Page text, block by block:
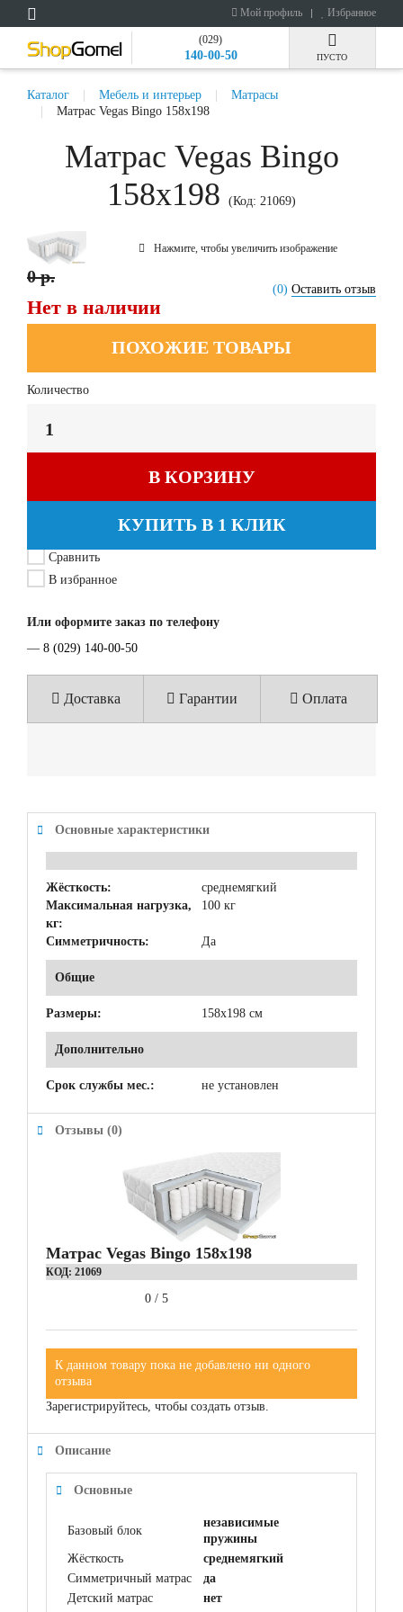
Мой профиль Избранное
(029)
140-00-50 ПУСТО
Каталог Мебель и интерьер
Матрасы
Матрас Vegas Bingo 158x198
Матрас Vegas Bingo
158x198
(Код: 21069)
Нажмите, чтобы увеличить изображение
(0) Оставить отзыв
0 р.
Нет в наличии
ПОХОЖИЕ ТОВАРЫ
Количество
В КОРЗИНУ
КУПИТЬ В 1 КЛИК
Сравнить
В избранное
Или оформите заказ по телефону
— 8 (029) 140-00-50
Доставка Гарантии Оплата
Основные характеристики
Жёсткость:
среднемягкий
Максимальная нагрузка,
кг:
100 кг
Симметричность: Да
Общие
Размеры: 158x198 см
Дополнительно
Срок службы мес.: не установлен
Отзывы (0)
Матрас Vegas Bingo 158x198
КОД: 21069
0 / 5
К данном товару пока не добавлено ни одного
отзыва
Зарегистрируйтесь, чтобы создать отзыв.
Описание
Основные
Базовый блок
независимые
пружины
Жёсткость
среднемягкий
Симметричный матрас
да
Детский матрас
нет